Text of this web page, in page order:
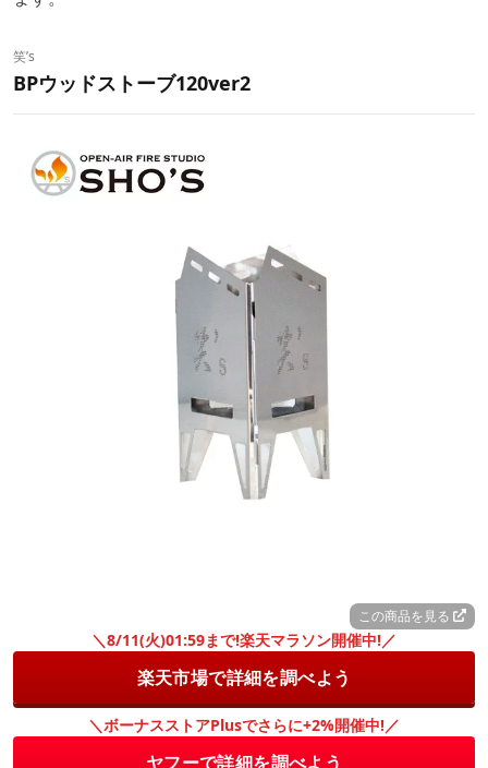
笑’s
BPウッドストーブ120ver2
この商品を見る
＼8/11(火)01:59まで!楽天マラソン開催中!／
楽天市場で詳細を調べよう
＼ボーナスストアPlusでさらに+2%開催中!／
ヤフーで詳細を調べよう